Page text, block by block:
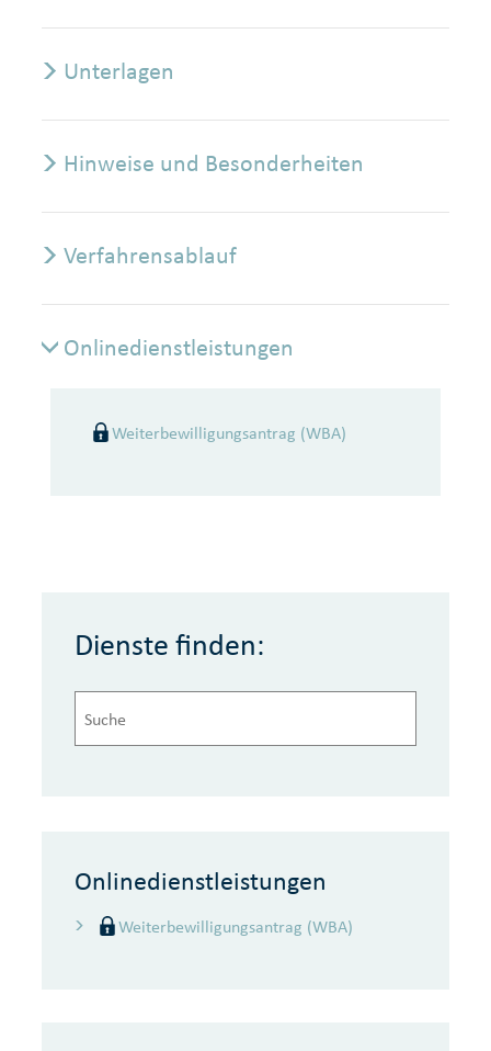
Unterlagen
Hinweise und Besonderheiten
Verfahrensablauf
Onlinedienstleistungen
Onlinedienstleistungen
Weiterbewilligungsantrag (WBA)
Dienste finden:
Onlinedienstleistungen
Weiterbewilligungsantrag (WBA)